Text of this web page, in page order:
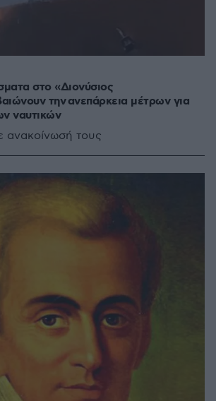
στο «Διονύσιος
την ανεπάρκεια μέτρων για
ναυτικών
ανακοίνωσή τους